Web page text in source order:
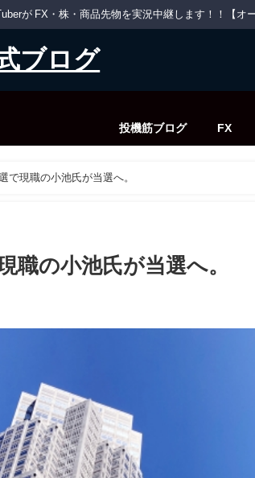
が FX・株・商品先物を実況中継します！！【オ
ブログ
投機筋ブログ FX
で現職の小池氏が当選へ。
職の小池氏が当選へ。